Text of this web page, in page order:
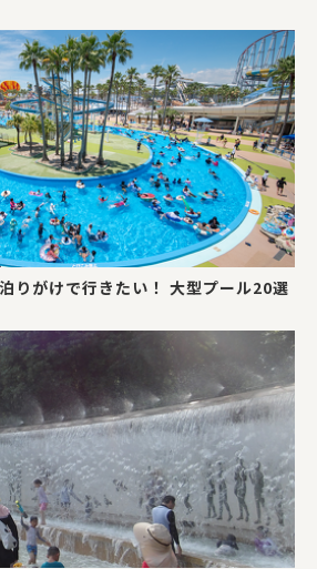
りがけで行きたい！ 大型プール20選